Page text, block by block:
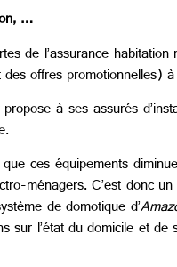
…
de l’assurance
offres promotionnelles)
à ses assurés
ces équipements
ménagers. C’est donc
de domotique d’
sur l’état du domicile et